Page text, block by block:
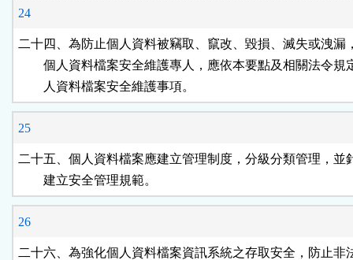
24
二十四、為防止個人資料被竊取、竄改、毀損、滅失或洩漏
個人資料檔案安全維護專人，應依本要點及相關法令規
        人資料檔案安全維護事項。
25
二十五、個人資料檔案應建立管理制度，分級分類管理，並
        建立安全管理規範。
26
二十六、為強化個人資料檔案資訊系統之存取安全，防止非